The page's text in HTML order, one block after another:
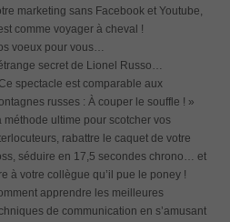
marketing sans Facebook et Youtube,
comme voyager à cheval !
voeux pour vous…
secret de Lionel Russo…
spectacle est comparable aux
russes : À couper le souffle ! »
méthode ultime pour scotcher vos
rabattre le caquet de votre
séduire en 17,5 secondes chrono… et
à votre collègue qu’il pue le poney !
apprendre les meilleures
de communication en s’amusant